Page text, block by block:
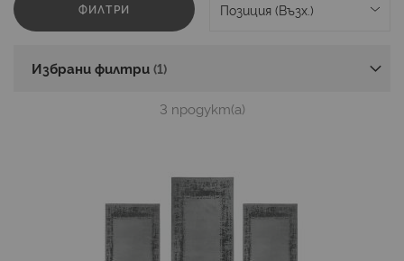
ФИЛТРИ
Избрани филтри
3 продукт(а)